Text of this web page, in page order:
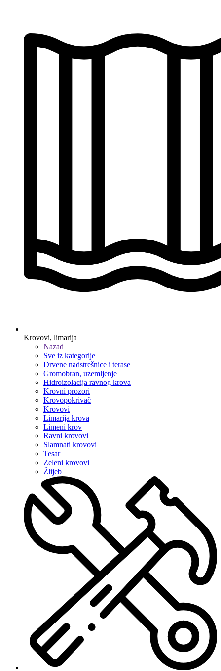
Krovovi, limarija
Nazad
Sve iz kategorije
Drvene nadstrešnice i terase
Gromobran, uzemljenje
Hidroizolacija ravnog krova
Krovni prozori
Krovopokrivač
Krovovi
Limarija krova
Limeni krov
Ravni krovovi
Slamnati krovovi
Tesar
Zeleni krovovi
Žlijeb